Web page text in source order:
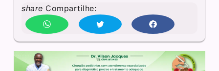
share Compartilhe: